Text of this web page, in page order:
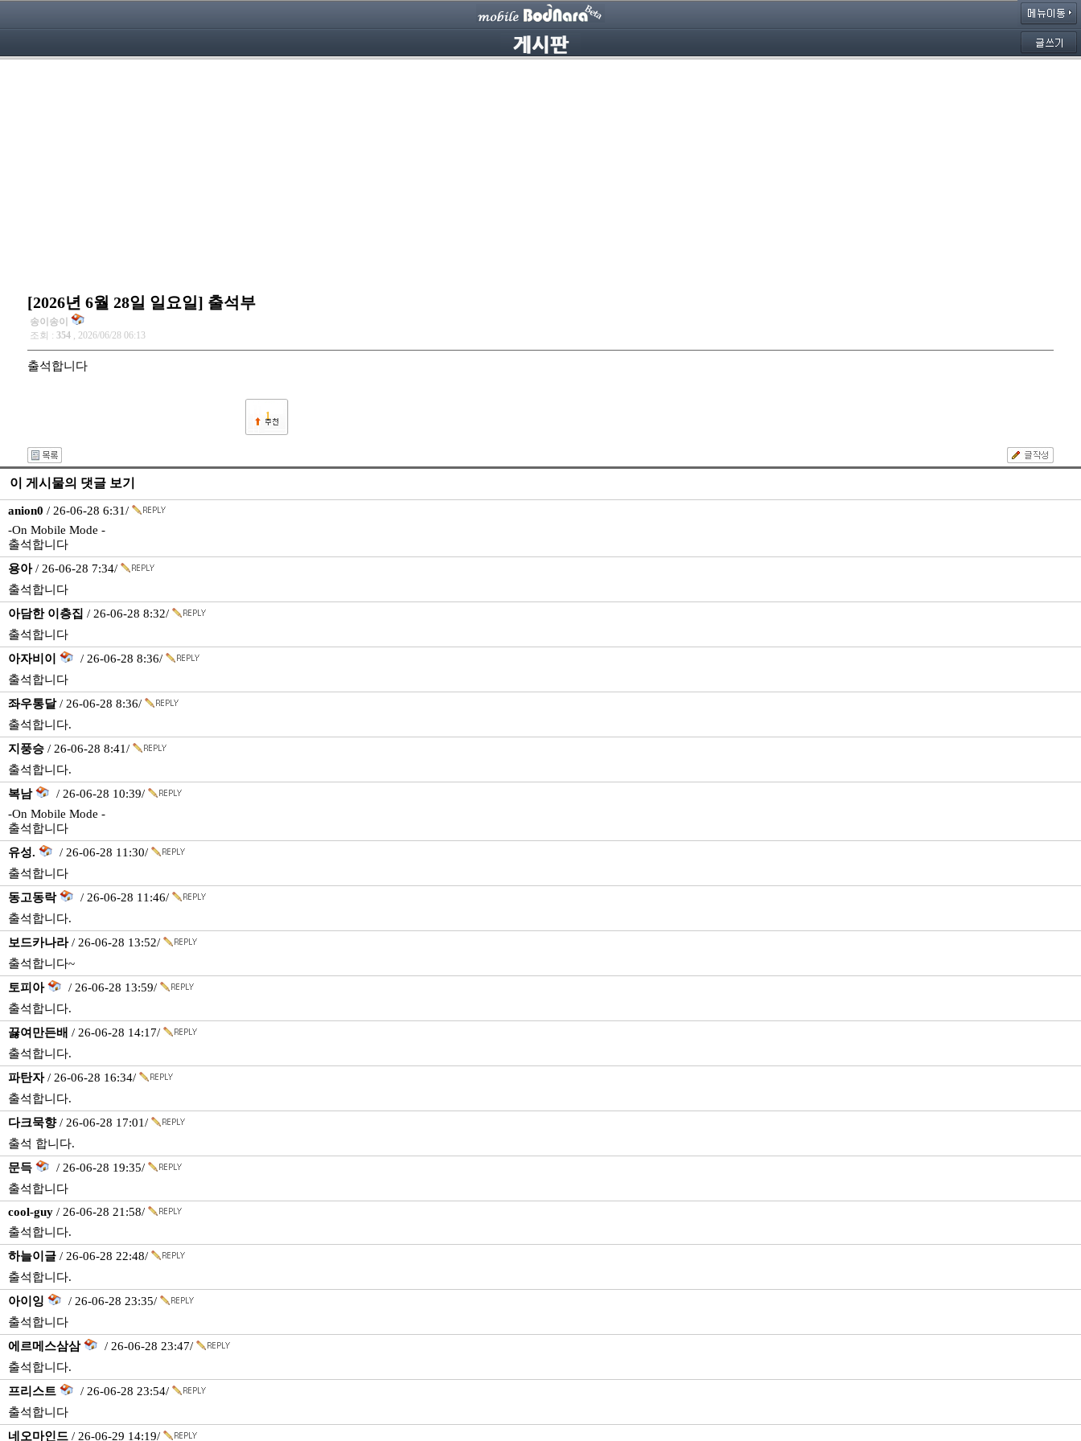
[2026년 6월 28일 일요일] 출석부
송이송이
조회 : 354 , 2026/06/28 06:13
출석합니다
1
이 게시물의 댓글 보기
anion0 / 26-06-28 6:31/
-On Mobile Mode -
출석합니다
용아/ 26-06-28 7:34/
출석합니다
아담한 이층집 / 26-06-28 8:32/
출석합니다
아자비이
/ 26-06-28 8:36/
출석합니다
좌우통달/ 26-06-28 8:36/
출석합니다.
지풍승 / 26-06-28 8:41/
출석합니다.
복남
/ 26-06-28 10:39/
-On Mobile Mode -
출석합니다
유성.
/ 26-06-28 11:30/
출석합니다
동고동락
/ 26-06-28 11:46/
출석합니다.
보드카나라/ 26-06-28 13:52/
출석합니다~
토피아
/ 26-06-28 13:59/
출석합니다.
끓여만든배 / 26-06-28 14:17/
출석합니다.
파탄자/ 26-06-28 16:34/
출석합니다.
다크묵향/ 26-06-28 17:01/
출석 합니다.
문득
/ 26-06-28 19:35/
출석합니다
cool-guy / 26-06-28 21:58/
출석합니다.
하늘이글 / 26-06-28 22:48/
출석합니다.
아이잉
/ 26-06-28 23:35/
출석합니다
에르메스삼삼
/ 26-06-28 23:47/
출석합니다.
프리스트
/ 26-06-28 23:54/
출석합니다
네오마인드 / 26-06-29 14:19/